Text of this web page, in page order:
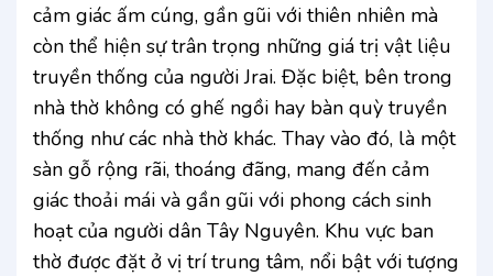
cảm giác ấm cúng, gần gũi với thiên nhiên mà
còn thể hiện sự trân trọng những giá trị vật liệu
truyền thống của người Jrai. Đặc biệt, bên trong
nhà thờ không có ghế ngồi hay bàn quỳ truyền
thống như các nhà thờ khác. Thay vào đó, là một
sàn gỗ rộng rãi, thoáng đãng, mang đến cảm
giác thoải mái và gần gũi với phong cách sinh
hoạt của người dân Tây Nguyên. Khu vực ban
thờ được đặt ở vị trí trung tâm, nổi bật với tượng